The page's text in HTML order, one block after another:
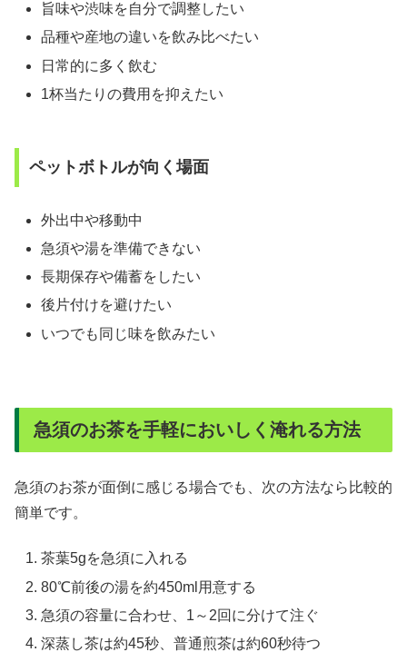
旨味や渋味を自分で調整したい
品種や産地の違いを飲み比べたい
日常的に多く飲む
1杯当たりの費用を抑えたい
ペットボトルが向く場面
外出中や移動中
急須や湯を準備できない
長期保存や備蓄をしたい
後片付けを避けたい
いつでも同じ味を飲みたい
急須のお茶を手軽においしく淹れる方法
急須のお茶が面倒に感じる場合でも、次の方法なら比較的
簡単です。
茶葉5gを急須に入れる
80℃前後の湯を約450ml用意する
急須の容量に合わせ、1～2回に分けて注ぐ
深蒸し茶は約45秒、普通煎茶は約60秒待つ